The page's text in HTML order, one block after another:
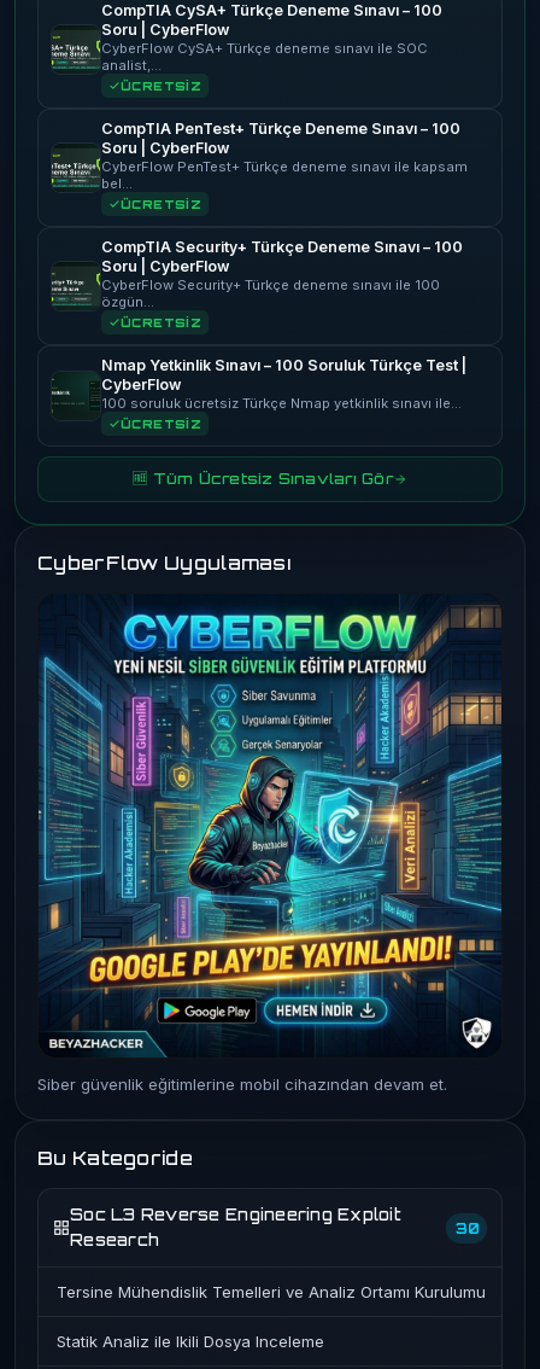
CompTIA CySA+ Türkçe Deneme Sınavı – 100
Soru | CyberFlow
CyberFlow CySA+ Türkçe deneme sınavı ile SOC
analist,…
ÜCRETSİZ
CompTIA PenTest+ Türkçe Deneme Sınavı – 100
Soru | CyberFlow
CyberFlow PenTest+ Türkçe deneme sınavı ile kapsam
bel…
ÜCRETSİZ
CompTIA Security+ Türkçe Deneme Sınavı – 100
Soru | CyberFlow
CyberFlow Security+ Türkçe deneme sınavı ile 100
özgün…
ÜCRETSİZ
Nmap Yetkinlik Sınavı – 100 Soruluk Türkçe Test |
CyberFlow
100 soruluk ücretsiz Türkçe Nmap yetkinlik sınavı ile…
ÜCRETSİZ
🆓 Tüm Ücretsiz Sınavları Gör
CyberFlow Uygulaması
Siber güvenlik eğitimlerine mobil cihazından devam et.
Bu Kategoride
Soc L3 Reverse Engineering Exploit
Research
30
Tersine Mühendislik Temelleri ve Analiz Ortamı Kurulumu
Statik Analiz ile Ikili Dosya Inceleme